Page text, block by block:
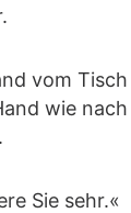
vom
wie
Sie sehr.«